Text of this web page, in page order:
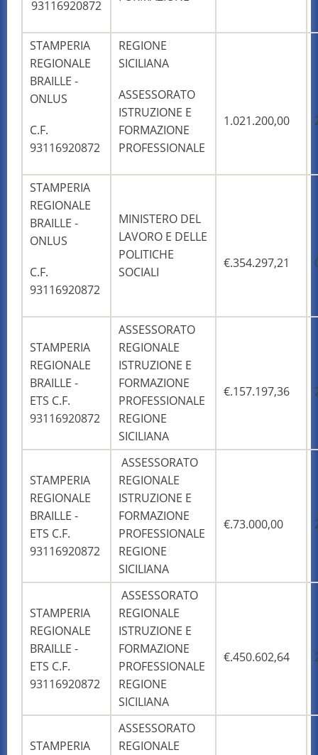
93116920872
STAMPERIA
REGIONALE
BRAILLE -
ONLUS
C.F.
93116920872
REGIONE
SICILIANA
ASSESSORATO
ISTRUZIONE E
FORMAZIONE
PROFESSIONALE
1.021.200,00
STAMPERIA
REGIONALE
BRAILLE -
ONLUS
C.F.
93116920872
MINISTERO DEL
LAVORO E DELLE
POLITICHE
SOCIALI
€.354.297,21
STAMPERIA
REGIONALE
BRAILLE -
ETS C.F.
93116920872
ASSESSORATO
REGIONALE
ISTRUZIONE E
FORMAZIONE
PROFESSIONALE
REGIONE
SICILIANA
€.157.197,36
STAMPERIA
REGIONALE
BRAILLE -
ETS C.F.
93116920872
ASSESSORATO
REGIONALE
ISTRUZIONE E
FORMAZIONE
PROFESSIONALE
REGIONE
SICILIANA
€.73.000,00
STAMPERIA
REGIONALE
BRAILLE -
ETS C.F.
93116920872
ASSESSORATO
REGIONALE
ISTRUZIONE E
FORMAZIONE
PROFESSIONALE
REGIONE
SICILIANA
€.450.602,64
STAMPERIA
ASSESSORATO
REGIONALE